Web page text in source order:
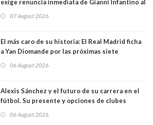
exige renuncia inmediata de Gianni Infantino al
07 August 2026
El más caro de su historia: El Real Madrid ficha
a Yan Diomande por las próximas siete
06 August 2026
Alexis Sánchez y el futuro de su carrera en el
fútbol. Su presente y opciones de clubes
06 August 2026